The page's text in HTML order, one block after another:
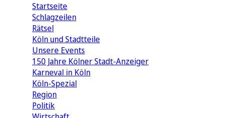
Startseite
Schlagzeilen
Rätsel
Köln und Stadtteile
Unsere Events
150 Jahre Kölner Stadt-Anzeiger
Karneval in Köln
Köln-Spezial
Region
Politik